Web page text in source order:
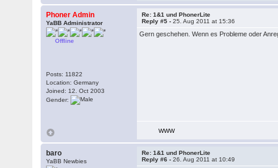
Phoner Admin
YaBB Administrator
Offline
Posts: 11822
Location: Germany
Joined: 12. Oct 2003
Gender:
Re: 1&1 und PhonerLite
Reply #5 -25. Aug 2011 at 15:36
Gern geschehen. Wenn es Probleme oder
WWW
baro
YaBB Newbies
Re: 1&1 und PhonerLite
Reply #6 -26. Aug 2011 at 10:49